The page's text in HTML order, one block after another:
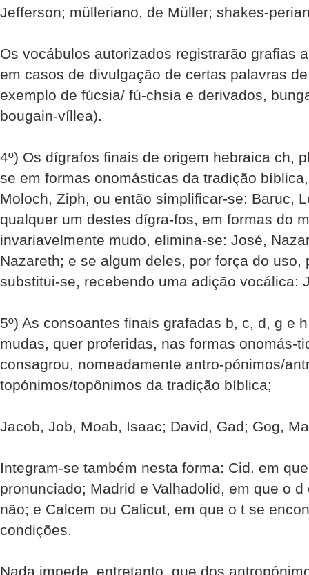
Jefferson; mülleriano, de Müller; shakes-
Os vocábulos autorizados registrarão grafias
em casos de divulgação de certas palavras
exemplo de fúcsia/ fú-chsia e derivados,
bougain-víllea).
4º) Os dígrafos finais de origem hebraica ch,
se em formas onomásticas da tradição
Moloch, Ziph, ou então simplificar-se: Baruc,
qualquer um destes dígra-fos, em formas do
invariavelmente mudo, elimina-se: José,
Nazareth; e se algum deles, por força do uso,
substitui-se, recebendo uma adição vocálica:
5º) As consoantes finais grafadas b, c, d, g e
mudas, quer proferidas, nas formas onomás-
consagrou, nomeadamente antro-pónimos/
topónimos/topônimos da tradição bíblica;
Jacob, Job, Moab, Isaac; David, Gad; Gog,
Integram-se também nesta forma: Cid. em
pronunciado; Madrid e Valhadolid, em que o
não; e Calcem ou Calicut, em que o t se
condições.
Nada impede, entretanto, que dos